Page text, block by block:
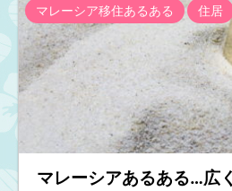
マレーシア移住あるある 住居
マレーシアあるある…広